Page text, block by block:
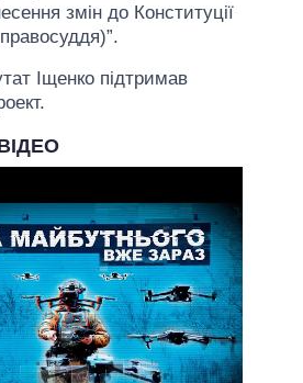
змін до Конституції
Іщенко підтримав